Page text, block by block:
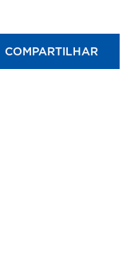
COMPARTILHAR